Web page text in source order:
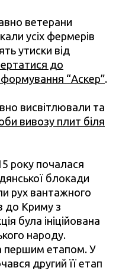
ветерани
усіх фермерів
утиски від
до
“Аскер”.
висвітлювали та
вивозу плит біля
року почалася
блокади
рух вантажного
до Криму з
була ініційована
народу.
першим етапом. У
другий її етап